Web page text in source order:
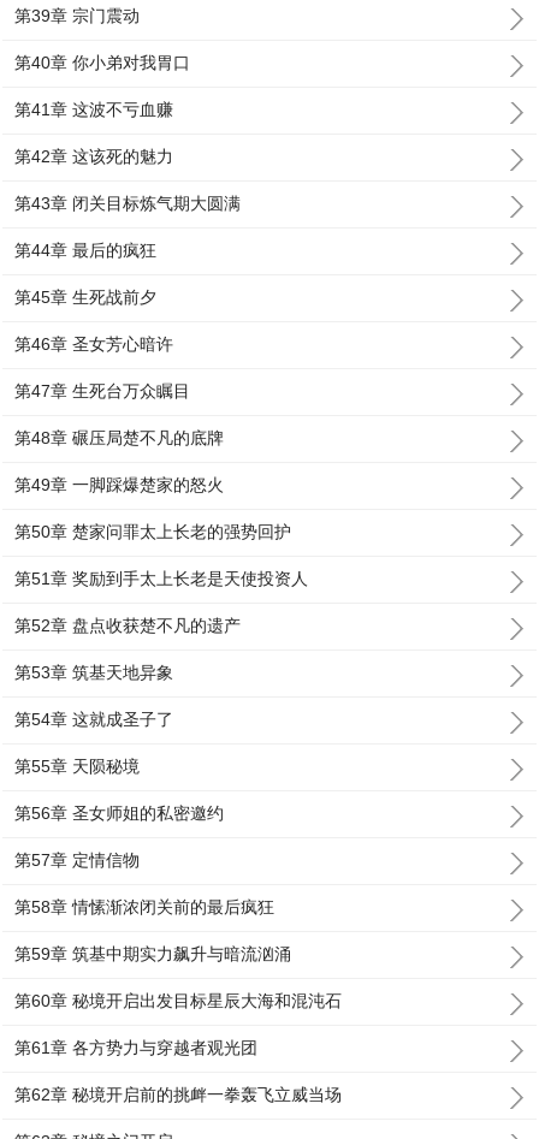
第39章 宗门震动
第40章 你小弟对我胃口
第41章 这波不亏血赚
第42章 这该死的魅力
第43章 闭关目标炼气期大圆满
第44章 最后的疯狂
第45章 生死战前夕
第46章 圣女芳心暗许
第47章 生死台万众瞩目
第48章 碾压局楚不凡的底牌
第49章 一脚踩爆楚家的怒火
第50章 楚家问罪太上长老的强势回护
第51章 奖励到手太上长老是天使投资人
第52章 盘点收获楚不凡的遗产
第53章 筑基天地异象
第54章 这就成圣子了
第55章 天陨秘境
第56章 圣女师姐的私密邀约
第57章 定情信物
第58章 情愫渐浓闭关前的最后疯狂
第59章 筑基中期实力飙升与暗流汹涌
第60章 秘境开启出发目标星辰大海和混沌石
第61章 各方势力与穿越者观光团
第62章 秘境开启前的挑衅一拳轰飞立威当场